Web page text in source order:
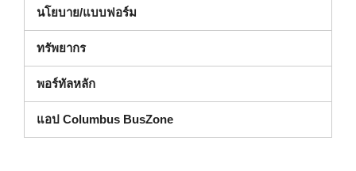
นโยบาย/แบบฟอร์ม
ทรัพยากร
พอร์ทัลหลัก
แอป Columbus BusZone